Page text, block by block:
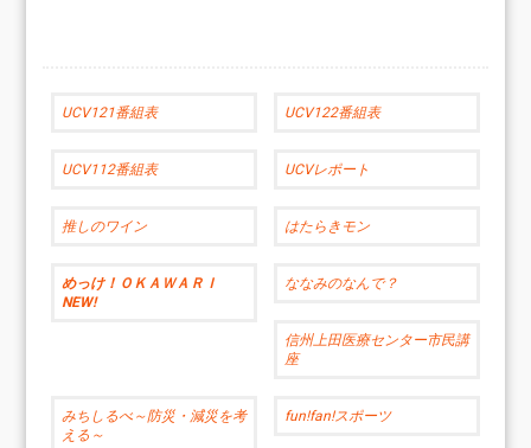
UCV121番組表 UCV122番組表
UCV112番組表 UCVレポート
推しのワイン はたらきモン
めっけ！ＯＫＡＷＡＲＩ
NEW!
ななみのなんで？
信州上田医療センター市民講
座
みちしるべ～防災・減災を考
える～
fun!fan!スポーツ